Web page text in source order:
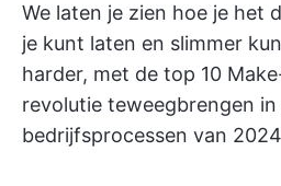
We laten je zien hoe je het
je kunt laten en slimmer
harder, met de top 10
revolutie teweegbrengen in
bedrijfsprocessen van